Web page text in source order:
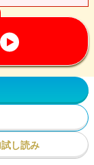
試し読み